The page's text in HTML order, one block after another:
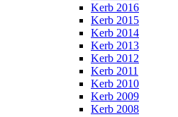
Kerb 2016
Kerb 2015
Kerb 2014
Kerb 2013
Kerb 2012
Kerb 2011
Kerb 2010
Kerb 2009
Kerb 2008